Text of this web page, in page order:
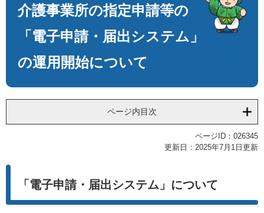
介護事業所の指定申請等の
「電子申請・届出システム」
の運用開始について
ページ内目次
ページID：026345
更新日：2025年7月1日更新
「電子申請・届出システム」について